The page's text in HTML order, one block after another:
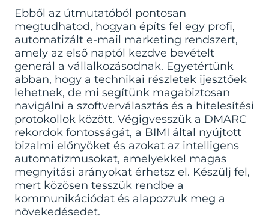
Ebből az útmutatóból pontosan
megtudhatod, hogyan építs fel egy profi,
automatizált e-mail marketing rendszert,
amely az első naptól kezdve bevételt
generál a vállalkozásodnak. Egyetértünk
abban, hogy a technikai részletek ijesztőek
lehetnek, de mi segítünk magabiztosan
navigálni a szoftverválasztás és a hitelesítési
protokollok között. Végigvesszük a DMARC
rekordok fontosságát, a BIMI által nyújtott
bizalmi előnyöket és azokat az intelligens
automatizmusokat, amelyekkel magas
megnyitási arányokat érhetsz el. Készülj fel,
mert közösen tesszük rendbe a
kommunikációdat és alapozzuk meg a
növekedésedet.